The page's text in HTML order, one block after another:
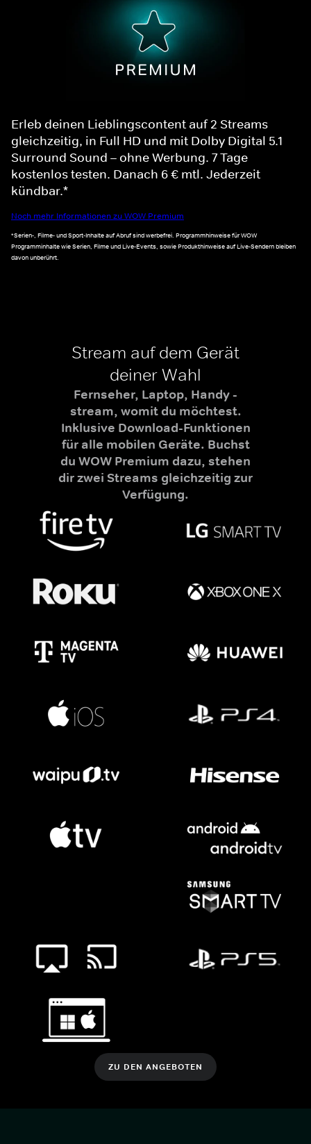
Erleb deinen Lieblingscontent auf 2 Streams
gleichzeitig, in Full HD und mit Dolby Digital 5.1
Surround Sound – ohne Werbung. 7 Tage
kostenlos testen. Danach 6 € mtl. Jederzeit
kündbar.*
Noch mehr Informationen zu WOW Premium
*Serien-, Filme- und Sport-Inhalte auf Abruf sind werbefrei. Programmhinweise für WOW
Programminhalte wie Serien, Filme und Live-Events, sowie Produkthinweise auf Live-Sendern bleiben
davon unberührt.
Stream auf dem Gerät
deiner Wahl
Fernseher, Laptop, Handy -
stream, womit du möchtest.
Inklusive Download-Funktionen
für alle mobilen Geräte. Buchst
du WOW Premium dazu, stehen
dir zwei Streams gleichzeitig zur
Verfügung.
ZU DEN ANGEBOTEN